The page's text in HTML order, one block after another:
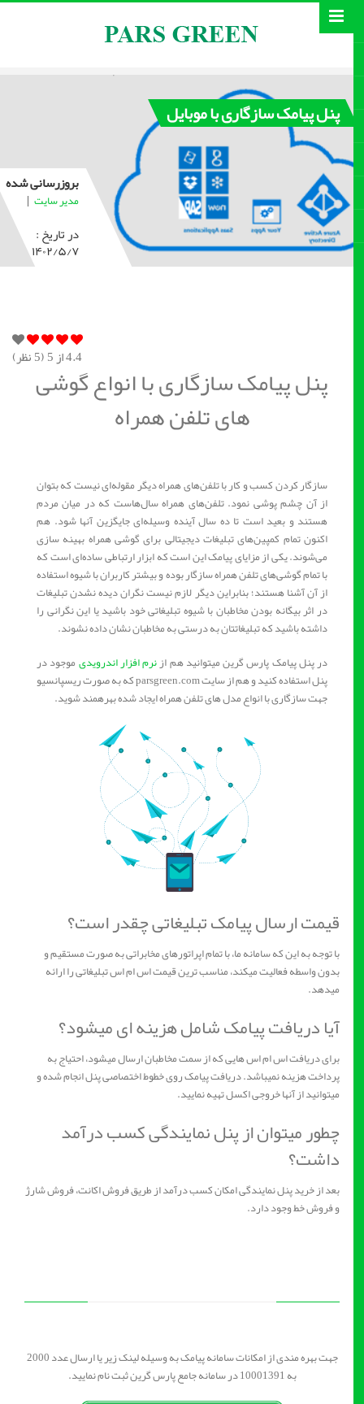
پنل پیامک سازگاری با موبایل
بروزرسانی شده
مدیر سایت |
در تاریخ :
۱۴۰۲/۵/۷
4.4از 5 ( 5نظر)
پنل پیامک سازگاری با انواع گوشی‌
های تلفن همراه
سازگار کردن کسب و کار با تلفن‌های همراه دیگر مقوله‌ای نیست که بتوان
از آن چشم‌ پوشی نمود. تلفن‌های همراه سال‌هاست که در میان مردم
هستند و بعید است تا ده سال آینده وسیله‌ای جایگزین آنها شود. هم
اکنون تمام کمپین‌های تبلیغات دیجیتالی برای گوشی همراه بهینه سازی
می‌شوند. یکی از مزایای پیامک این است که ابزار ارتباطی ساده‌ای است که
با تمام گوشی‌های تلفن همراه سازگار بوده و بیشتر کاربران با شیوه استفاده
از آن آشنا هستند؛ بنابراین دیگر لازم نیست نگران دیده نشدن تبلیغات
در اثر بیگانه بودن مخاطبان با شیوه تبلیغاتی خود باشید یا این نگرانی را
داشته باشید که تبلیغاتتان به درستی به مخاطبان نشان داده نشوند.
در پنل پیامک پارس گرین میتوانید هم ازنرم افزار اندرویدیموجود در
پنل استفاده کنید و هم از سایت parsgreen.com که به صورت ریسپانسیو
جهت سازگاری با انواع مدل های تلفن همراه ایجاد شده بهرهمند شوید.
قیمت ارسال پیامک تبلیغاتی چقدر است؟
با توجه به این که سامانه ما، با تمام اپراتورهای مخابراتی به صورت مستقیم و
بدون واسطه فعالیت میکند، مناسب ترین قیمت اس ام اس تبلیغاتی را ارائه
میدهد.
آیا دریافت پیامک شامل هزینه ای میشود؟
برای دریافت اس ام اس هایی که از سمت مخاطبان ارسال میشود، احتیاج به
پرداخت هزینه نمیباشد. دریافت پیامک روی خطوط اختصاصی پنل انجام شده و
میتوانید از آنها خروجی اکسل تهیه نمایید.
چطور میتوان از پنل نمایندگی کسب درآمد
داشت؟
بعد از خرید پنل نمایندگی امکان کسب درآمد از طریق فروش اکانت، فروش شارژ
و فروش خط وجود دارد.
جهت بهره مندی از امکانات سامانه پیامک به وسیله لینک زیر یا ارسال عدد 2000
به 10001391 در سامانه جامع پارس گرین ثبت نام نمایید.